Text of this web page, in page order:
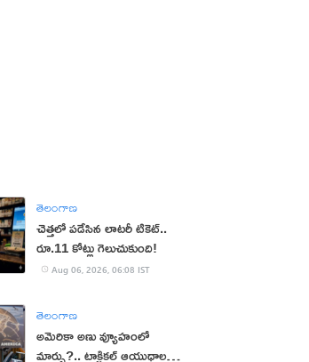
తెలంగాణ
చెత్తలో పడేసిన లాటరీ టికెట్..
రూ.11 కోట్లు గెలుచుకుంది!
Aug 06, 2026, 06:08 IST
తెలంగాణ
అమెరికా అణు వ్యూహంలో
మార్పు?.. టాక్టికల్ ఆయుధాలకు